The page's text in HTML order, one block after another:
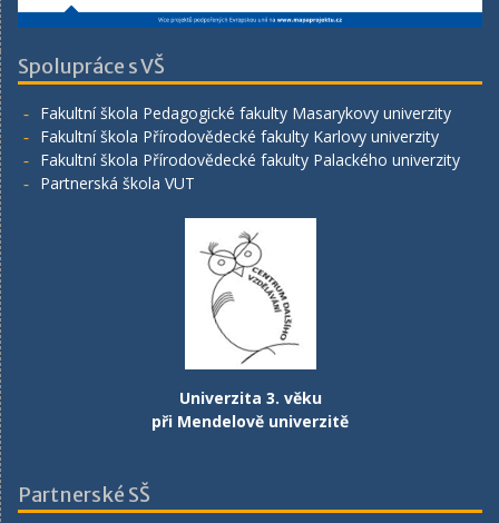
Spolupráce s VŠ
Fakultní škola Pedagogické fakulty Masarykovy univerzity
Fakultní škola Přírodovědecké fakulty Karlovy univerzity
Fakultní škola Přírodovědecké fakulty Palackého univerzity
Partnerská škola VUT
Univerzita 3. věku
při Mendelově univerzitě
Partnerské SŠ